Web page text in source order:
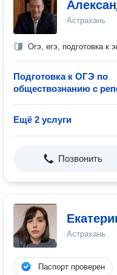
Астрахань
Огэ, егэ, подготовка к
Подготовка к ОГЭ по
обществознанию с
Ещё 2 услуги
Позвонить
Астрахань
Паспорт проверен